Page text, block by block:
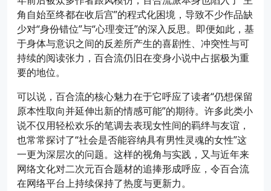
角自始至终都在收后宫”的程式化困境，导致不少作品缺
少对“身份错位”与“心理变迁”的深入反思。即便如此，基
于身体与意识之间的反差所产生的喜剧性、冲突性与可
持续的阅读张力，百合流仍旧在变身小说中占据极为重
要的地位。
可以说，百合流的核心魅力在于它呼应了读者“仍想保留
原本性取向并延伸出新的情感可能”的期待。许多此类小
说不仅用轻松欢乐的笔调去表现女性间的羁绊与友谊，
也常常探讨了“社会是否能容纳具有男性灵魂的女性”这
一更为深层次的问题。这样的视角与实践，又与近年来
网络文化对二次元百合题材的追捧形成呼应，令百合流
在网络平台上持续保持了热度与更新力。